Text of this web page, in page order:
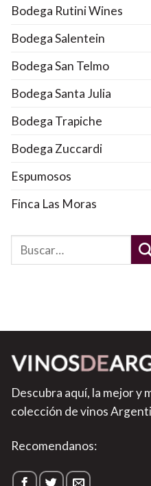
Bodega Rutini Wines
Bodega Salentein
Bodega San Telmo
Bodega Santa Julia
Bodega Trapiche
Bodega Zuccardi
Espumosos
Finca Las Moras
Descubra aquí, la mejor y
colección de vinos
Recomendanos: